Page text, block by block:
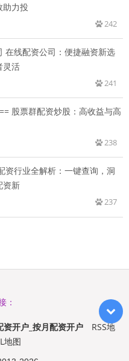
助力投
242
在线配资公司：便捷融资新选
灵活
241
股票群配资炒股：高收益与高
238
资行业全解析：一键查询，洞
资新
237
：
开户_按月配资开户
RSS地
地图